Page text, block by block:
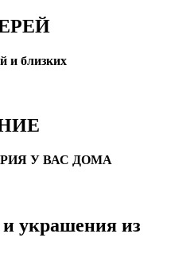
и близких
У ВАС ДОМА
украшения из